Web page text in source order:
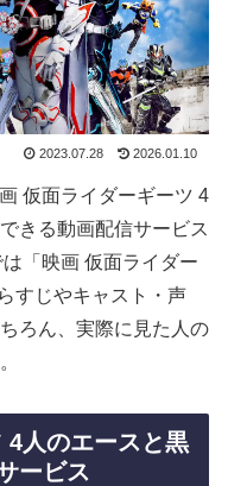
2023.07.28 2026.01.10
仮面ライダーギーツ 4
きる動画配信サービス
「映画 仮面ライダー
すじやキャスト・声
ろん、実際に見た人の
4人のエースと黒
ービス